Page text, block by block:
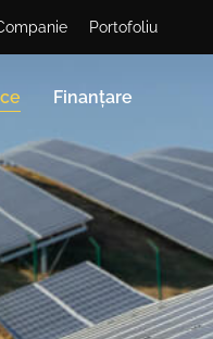
Portofoliu
Finanțare